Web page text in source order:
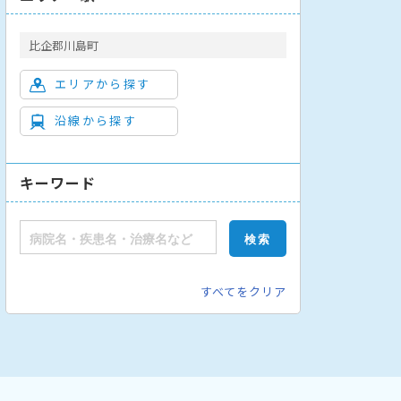
比企郡川島町
エリアから探す
沿線から探す
キーワード
すべてをクリア